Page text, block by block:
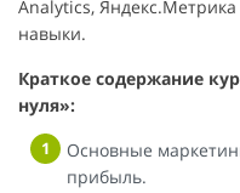
Analytics,
навыки.
Краткое содержание
нуля»:
Основные
прибыль.